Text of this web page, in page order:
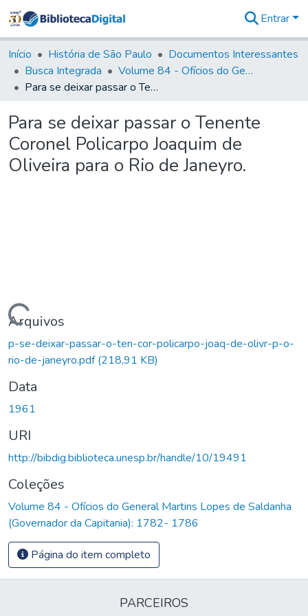
&
Coleções
Tudo na
Biblioteca
Estatísticas
Entrar
Início História de São Paulo
Documentos Interessantes
Busca Integrada
Volume 84 - Ofícios do General Martins Lopes de Saldanha (Governador da Capitania): 1782- 1786
Para se deixar passar o Tenente Coronel Policarpo Joaquim de Oliveira para o Rio de Janeyro.
Para se deixar passar o Tenente
Coronel Policarpo Joaquim de
Oliveira para o Rio de Janeyro.
Carregando...
Arquivos
p-se-deixar-passar-o-ten-cor-policarpo-joaq-de-olivr-p-o-
rio-de-janeyro.pdf(218,91 KB)
Data
1961
URI
http://bibdig.biblioteca.unesp.br/handle/10/19491
Coleções
Volume 84 - Ofícios do General Martins Lopes de Saldanha
(Governador da Capitania): 1782- 1786
Página do item completo
PARCEIROS